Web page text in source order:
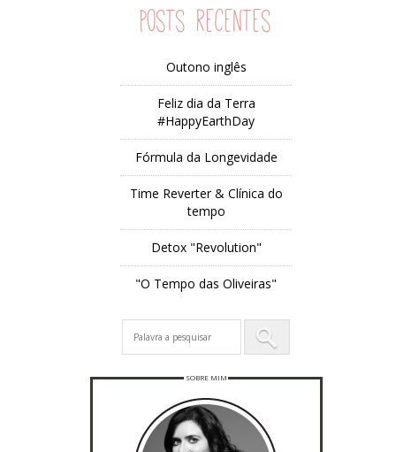
Posts recentes
Outono inglês
Feliz dia da Terra
#HappyEarthDay
Fórmula da Longevidade
Time Reverter & Clínica do
tempo
Detox "Revolution"
"O Tempo das Oliveiras"
SOBRE MIM